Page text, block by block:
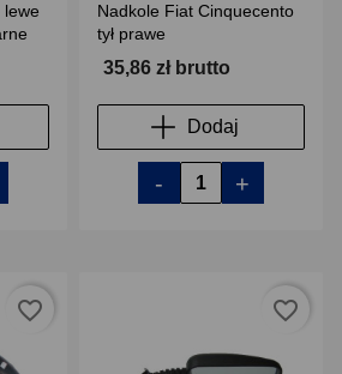
lewe
Nadkole Fiat Cinquecento
tył prawe
35,86 zł brutto
Dodaj
- +
favorite_border favorite_border